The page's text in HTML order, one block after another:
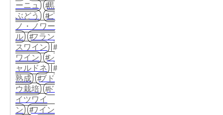
ーニュ
黒
ぶどう
ピ
ノ・ノワー
ル
フラン
スワイン
ワイン
シ
ャルドネ
熟成
ブド
ウ栽培
ド
イツワイ
ン
ワイン